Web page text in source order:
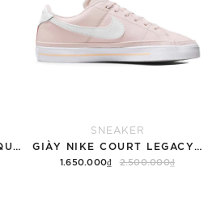
SNEAKER
1.650.000₫ 2.500.000₫